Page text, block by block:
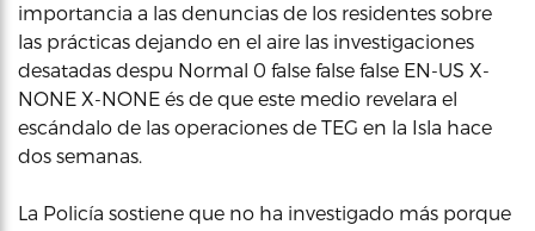
importancia a las denuncias de los residentes sobre
las prácticas dejando en el aire las investigaciones
desatadas despu Normal 0 false false false EN-US X-
NONE X-NONE és de que este medio revelara el
escándalo de las operaciones de TEG en la Isla hace
dos semanas.
La Policía sostiene que no ha investigado más porque